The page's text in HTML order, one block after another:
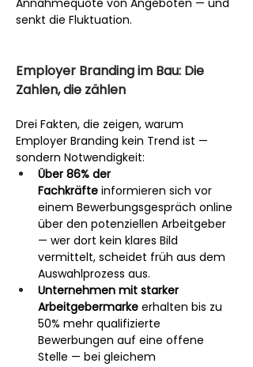
senkt die Fluktuation.
Employer Branding im Bau: Die
Zahlen, die zählen
Drei Fakten, die zeigen, warum
Employer Branding kein Trend ist —
sondern Notwendigkeit:
Über 86% der
Fachkräfte informieren sich vor
einem Bewerbungsgespräch online
über den potenziellen Arbeitgeber
— wer dort kein klares Bild
vermittelt, scheidet früh aus dem
Auswahlprozess aus.
Unternehmen mit starker
Arbeitgebermarke erhalten bis zu
50% mehr qualifizierte
Bewerbungen auf eine offene
Stelle — bei gleichem